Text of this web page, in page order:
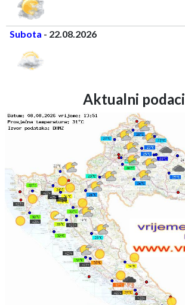
Subota - 22.08.2026
Aktualni podaci